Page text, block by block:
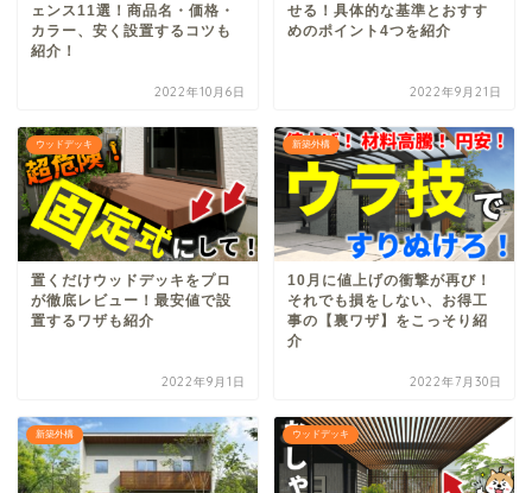
ェンス11選！商品名・価格・
カラー、安く設置するコツも
紹介！
2022年10月6日
せる！具体的な基準とおすす
めのポイント4つを紹介
2022年9月21日
ウッドデッキ
置くだけウッドデッキをプロ
が徹底レビュー！最安値で設
置するワザも紹介
2022年9月1日
新築外構
10月に値上げの衝撃が再び！
それでも損をしない、お得工
事の【裏ワザ】をこっそり紹
介
2022年7月30日
新築外構 ウッドデッキ